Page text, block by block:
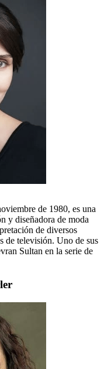
de 1980, es una
y diseñadora de moda
de diversos
de televisión. Uno de sus
Sultan en la serie de